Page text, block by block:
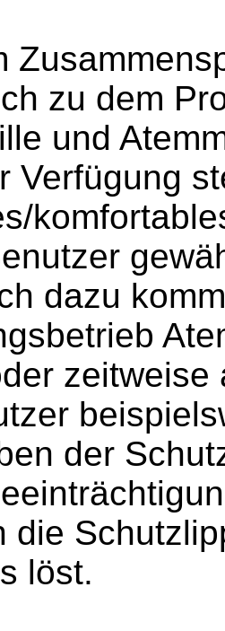
zu dem
und
Verfügung
dazu
der
die
löst.